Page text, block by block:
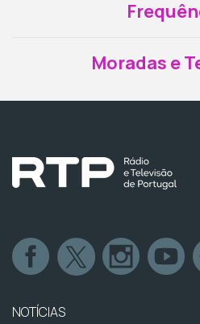
Moradas e
NOTÍCIAS